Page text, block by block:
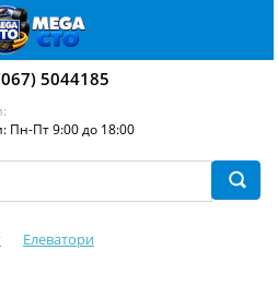
5044185
Пн-Пт 9:00 до 18:00
Елеватори